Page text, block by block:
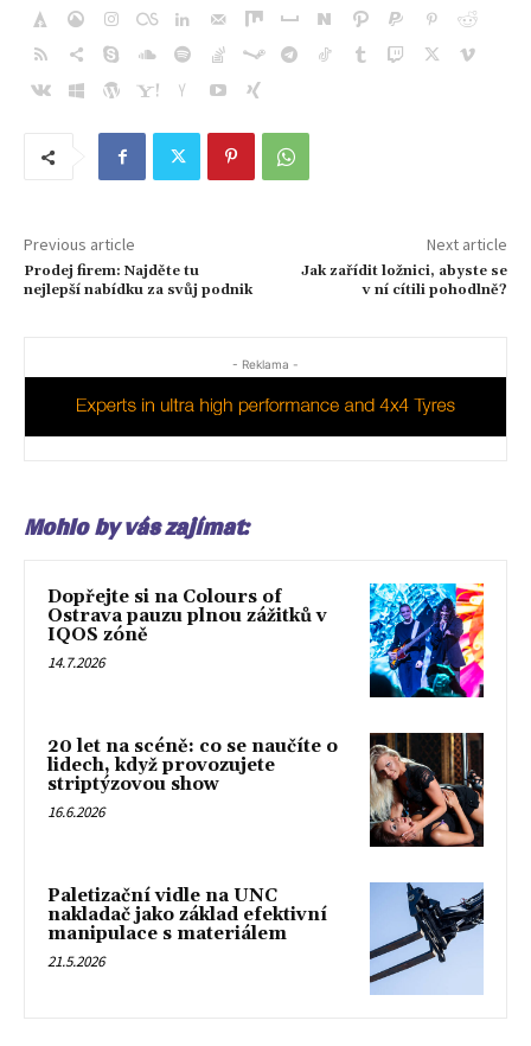
Previous article
Prodej firem: Najděte tu
nejlepší nabídku za svůj podnik
Next article
Jak zařídit ložnici, abyste se
v ní cítili pohodlně?
- Reklama -
Mohlo by vás zajímat:
Dopřejte si na Colours of
Ostrava pauzu plnou zážitků v
IQOS zóně
14.7.2026
20 let na scéně: co se naučíte o
lidech, když provozujete
striptýzovou show
16.6.2026
Paletizační vidle na UNC
nakladač jako základ efektivní
manipulace s materiálem
21.5.2026